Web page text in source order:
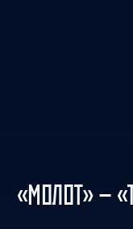
«МОЛОТ» —